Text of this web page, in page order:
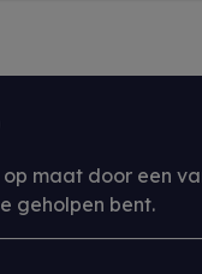
maat door een
geholpen bent.